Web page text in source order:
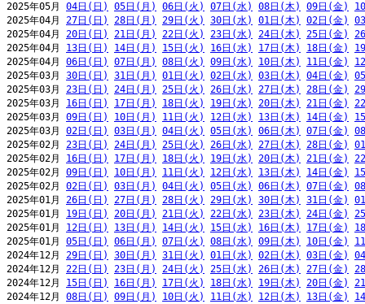
2025年05月 04日(日) 05日(月) 06日(火) 07日(水) 08日(木) 09日(金)
2025年04月 27日(日) 28日(月) 29日(火) 30日(水) 01日(木) 02日(金)
2025年04月 20日(日) 21日(月) 22日(火) 23日(水) 24日(木) 25日(金)
2025年04月 13日(日) 14日(月) 15日(火) 16日(水) 17日(木) 18日(金)
2025年04月 06日(日) 07日(月) 08日(火) 09日(水) 10日(木) 11日(金)
2025年03月 30日(日) 31日(月) 01日(火) 02日(水) 03日(木) 04日(金)
2025年03月 23日(日) 24日(月) 25日(火) 26日(水) 27日(木) 28日(金)
2025年03月 16日(日) 17日(月) 18日(火) 19日(水) 20日(木) 21日(金)
2025年03月 09日(日) 10日(月) 11日(火) 12日(水) 13日(木) 14日(金)
2025年03月 02日(日) 03日(月) 04日(火) 05日(水) 06日(木) 07日(金)
2025年02月 23日(日) 24日(月) 25日(火) 26日(水) 27日(木) 28日(金)
2025年02月 16日(日) 17日(月) 18日(火) 19日(水) 20日(木) 21日(金)
2025年02月 09日(日) 10日(月) 11日(火) 12日(水) 13日(木) 14日(金)
2025年02月 02日(日) 03日(月) 04日(火) 05日(水) 06日(木) 07日(金)
2025年01月 26日(日) 27日(月) 28日(火) 29日(水) 30日(木) 31日(金)
2025年01月 19日(日) 20日(月) 21日(火) 22日(水) 23日(木) 24日(金)
2025年01月 12日(日) 13日(月) 14日(火) 15日(水) 16日(木) 17日(金)
2025年01月 05日(日) 06日(月) 07日(火) 08日(水) 09日(木) 10日(金)
2024年12月 29日(日) 30日(月) 31日(火) 01日(水) 02日(木) 03日(金)
2024年12月 22日(日) 23日(月) 24日(火) 25日(水) 26日(木) 27日(金)
2024年12月 15日(日) 16日(月) 17日(火) 18日(水) 19日(木) 20日(金)
2024年12月 08日(日) 09日(月) 10日(火) 11日(水) 12日(木) 13日(金)